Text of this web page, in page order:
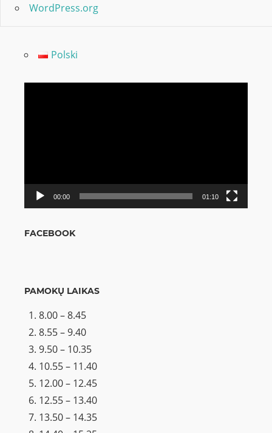
WordPress.org
Polski
00:00 01:10
FACEBOOK
PAMOKŲ LAIKAS
8.00 – 8.45
8.55 – 9.40
9.50 – 10.35
10.55 – 11.40
12.00 – 12.45
12.55 – 13.40
13.50 – 14.35